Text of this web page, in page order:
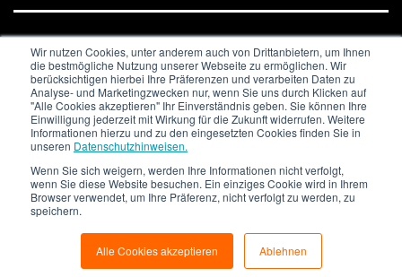
Wir nutzen Cookies, unter anderem auch von Drittanbietern, um Ihnen
die bestmögliche Nutzung unserer Webseite zu ermöglichen. Wir
berücksichtigen hierbei Ihre Präferenzen und verarbeiten Daten zu
Analyse- und Marketingzwecken nur, wenn Sie uns durch Klicken auf
"Alle Cookies akzeptieren" Ihr Einverständnis geben. Sie können Ihre
Einwilligung jederzeit mit Wirkung für die Zukunft widerrufen. Weitere
Informationen hierzu und zu den eingesetzten Cookies finden Sie in
unseren Datenschutzhinweisen.
Wenn Sie sich weigern, werden Ihre Informationen nicht verfolgt,
wenn Sie diese Website besuchen. Ein einziges Cookie wird in Ihrem
Browser verwendet, um Ihre Präferenz, nicht verfolgt zu werden, zu
speichern.
Alle Cookies akzeptieren Ablehnen
JOBS & KARRIERE NEWSLETTER
IMPRESSUM
DATENSCHUTZ
Copyright © 2020. All Rights Reserved.